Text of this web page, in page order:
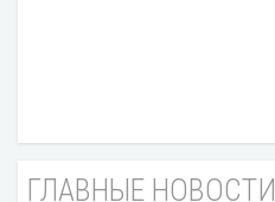
ГЛАВНЫЕ НОВОСТИ